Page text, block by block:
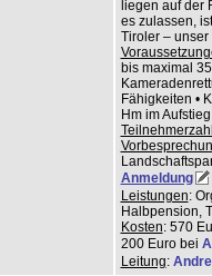
liegen auf der
es zulassen,
Tiroler – unser
bis maximal
Fähigkeiten •
Hm im
Anmeldung
Leistungen:
Halbpension,
Kosten: 570
200 Euro bei
Leitung: